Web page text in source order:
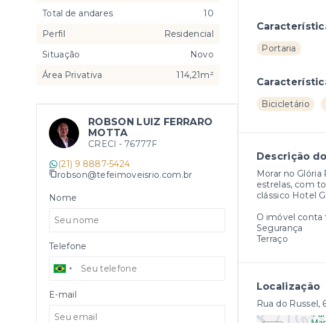
Portaria
Bicicletário
Descrição
Morar no
estrelas, com
clássico Hotel
O imóvel
Segurança
Terraço
Localização
Rua do Russel,
Total de andares
10
Perfil
Residencial
Situação
Novo
Área Privativa
114,21m²
ROBSON LUIZ FERRARO
MOTTA
CRECI - 76777F
(21) 9 8887-5424
robson@tefeimoveisrio.com.br
Nome
Telefone
E-mail